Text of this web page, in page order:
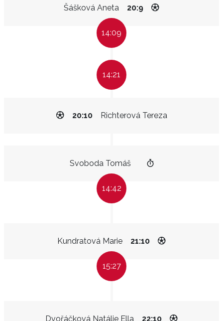
Šášková Aneta 20:9
14:09
14:21
Richterová Tereza
20:10
Svoboda Tomáš
14:42
Kundratová Marie 21:10
15:27
Dvořáčková Natálie Ella 22:10